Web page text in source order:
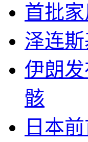
首批
泽连
伊朗
骸
日本